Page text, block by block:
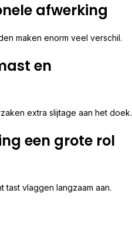
afwerking
maken enorm veel verschil.
en
extra slijtage aan het doek.
een grote rol
tast vlaggen langzaam aan.